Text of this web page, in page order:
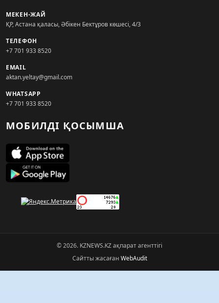
МЕКЕН-ЖАЙ
ҚР, Астана қаласы, Әбікен Бектұров көшесі, 4/3
ТЕЛЕФОН
+7 701 933 8520
EMAIL
aktan.yeltay@gmail.com
WHATSAPP
+7 701 933 8520
МОБИЛДІ ҚОСЫМША
© 2026. KZNEWS.KZ ақпарат агенттігі
Сайтты жасаған WebAudit